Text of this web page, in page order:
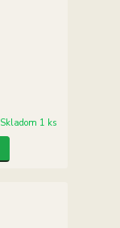
Skladom 1 ks